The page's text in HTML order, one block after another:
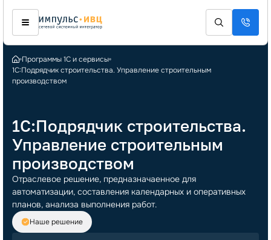
Программы 1С и сервисы
1С:Подрядчик строительства. Управление строительным
производством
1С:Подрядчик строительства.
Управление строительным
производством
Отраслевое решение, предназначаенное для
автоматизации, составления календарных и оперативных
планов, анализа выполнения работ.
Наше решение